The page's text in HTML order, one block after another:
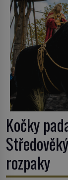
Kočky
rozpaky